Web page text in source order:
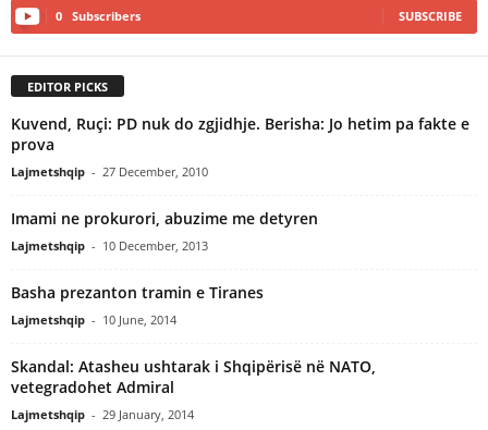
0 Subscribers SUBSCRIBE
EDITOR PICKS
Kuvend, Ruçi: PD nuk do zgjidhje. Berisha: Jo hetim pa fakte e
prova
Lajmetshqip - 27 December, 2010
Imami ne prokurori, abuzime me detyren
Lajmetshqip - 10 December, 2013
Basha prezanton tramin e Tiranes
Lajmetshqip - 10 June, 2014
Skandal: Atasheu ushtarak i Shqipërisë në NATO,
vetegradohet Admiral
Lajmetshqip - 29 January, 2014